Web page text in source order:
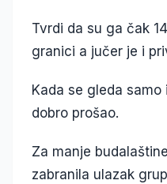
Tvrdi da su ga čak
granici a jučer je i
Kada se gleda
dobro prošao.
Za manje
zabranila ulazak